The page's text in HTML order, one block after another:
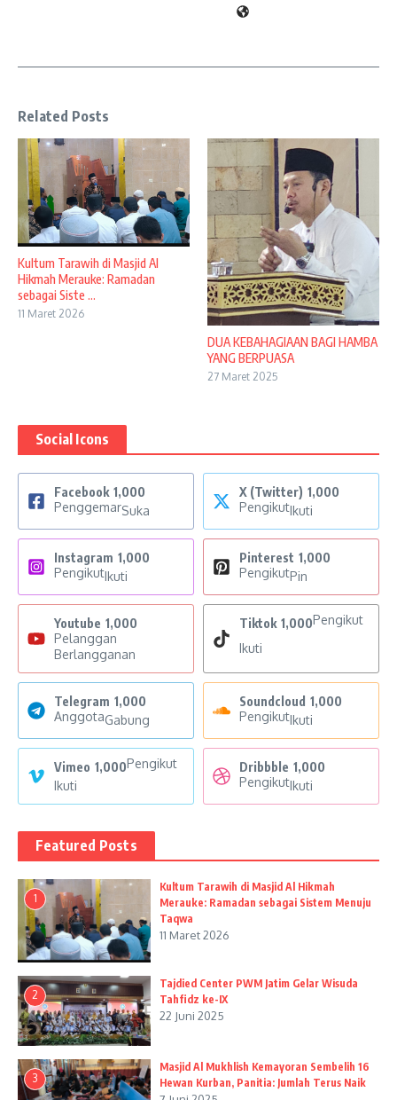
Related Posts
Kultum Tarawih di Masjid Al
Hikmah Merauke: Ramadan
sebagai Siste ...
11 Maret 2026
DUA KEBAHAGIAAN BAGI HAMBA
YANG BERPUASA
27 Maret 2025
Social Icons
Facebook 1,000
PenggemarSuka
X (Twitter) 1,000
PengikutIkuti
Instagram 1,000
PengikutIkuti
Pinterest 1,000
PengikutPin
Youtube 1,000
Pelanggan
Berlangganan
Tiktok 1,000Pengikut
Ikuti
Telegram 1,000
AnggotaGabung
Soundcloud 1,000
PengikutIkuti
Vimeo 1,000Pengikut
Ikuti
Dribbble 1,000
PengikutIkuti
Featured Posts
1
Kultum Tarawih di Masjid Al Hikmah
Merauke: Ramadan sebagai Sistem Menuju
Taqwa
11 Maret 2026
2
Tajdied Center PWM Jatim Gelar Wisuda
Tahfidz ke-IX
22 Juni 2025
3
Masjid Al Mukhlish Kemayoran Sembelih 16
Hewan Kurban, Panitia: Jumlah Terus Naik